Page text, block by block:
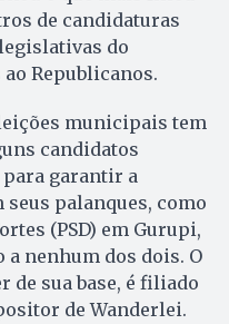
de candidaturas
do
Republicanos.
municipais tem
candidatos
para garantir a
palanques, como
(PSD) em Gurupi,
a nenhum dos dois. O
de sua base, é filiado
de Wanderlei.